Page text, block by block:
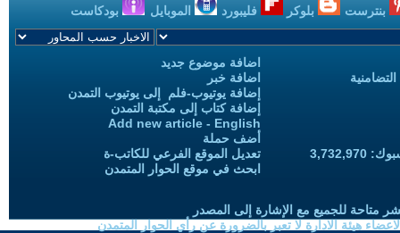
بنترست بلوكر فليبورد الموبايل بودكاست
اضافة موضوع جديد
اضافة خبر
إضافة يوتيوب-فلم إلى يوتيوب التمدن
إضافة كتاب إلى مكتبة التمدن
Add new article - English
أضف حملة
تعديل الموقع الفرعي للكاتب-ة
ابحث في موقع الحوار المتمدن
متاحة للجميع مع الإشارة إلى المصدر
هيئة الادارة لا تعبر بالضرورة عن رأي الحوار المتمدن